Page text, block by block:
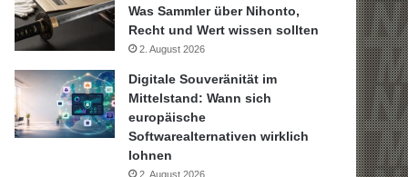
Was Sammler über Nihonto,
Recht und Wert wissen sollten
2. August 2026
Digitale Souveränität im
Mittelstand: Wann sich
europäische
Softwarealternativen wirklich
lohnen
2. August 2026